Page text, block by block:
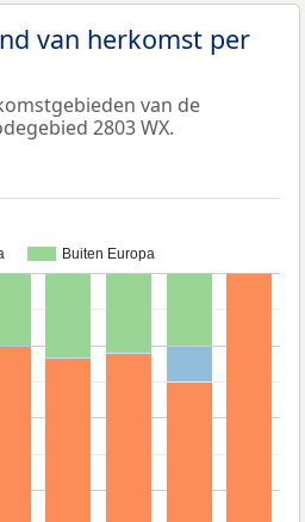
van herkomst per
van de
2803 WX.
Buiten Europa